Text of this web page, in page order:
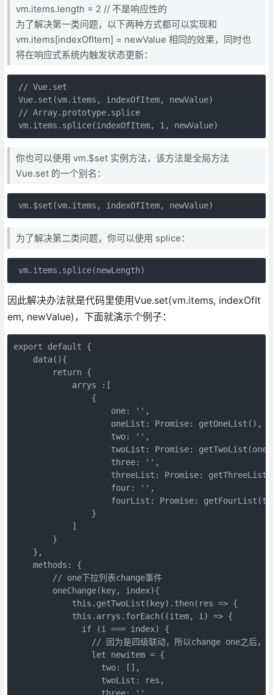
vm.items.length = 2 // 不是响应性的
为了解决第一类问题，以下两种方式都可以实现和
vm.items[indexOfItem] = newValue 相同的效果，同时也
将在响应式系统内触发状态更新：
// Vue.set
Vue.set(vm.items, indexOfItem, newValue)
// Array.prototype.splice
vm.items.splice(indexOfItem, 1, newValue)
你也可以使用 vm.$set 实例方法，该方法是全局方法
Vue.set 的一个别名：
vm.$set(vm.items, indexOfItem, newValue)
为了解决第二类问题，你可以使用 splice：
vm.items.splice(newLength)
因此解决办法就是代码里使用Vue.set(vm.items, indexOfIt
em, newValue)，下面就演示个例子：
export default {
    data(){
        return {
            arrys :[
                {
                    one: '',
                    oneList: Promise: getOneList(),
                    two: '',
twoList: Promise:
                    three: '',
threeList: Promise:
                    four: '',
fourList: Promise:
                }
            ]
        }
    },
    methods: {
        // one下拉列表change事件
        oneChange(key, index){
            this.getTwoList(key).then(res => {
            this.arrys.forEach((item, i) => {
              if (i === index) {
// 因为是四级联动，所以change one之后，
                let newitem = {
                  two: [],
                  twoList: res,
                  three: '',